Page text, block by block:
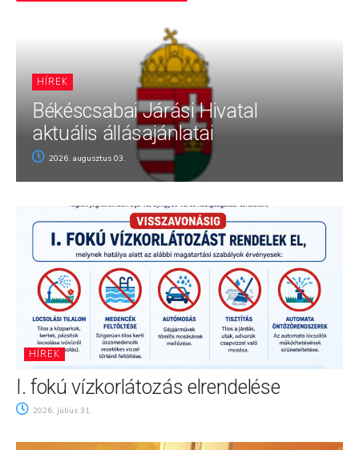
HÍREK
Békéscsabai Járási Hivatal
aktuális állásajánlatai
2026. augusztus 03.
HÍREK
I. fokú vízkorlátozás elrendelése
2026. július 31.